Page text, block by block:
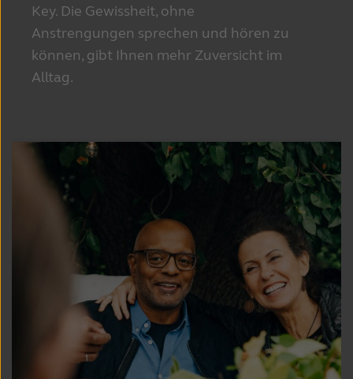
Key. Die Gewissheit, ohne
Anstrengungen sprechen und hören zu
können, gibt Ihnen mehr Zuversicht im
Alltag.